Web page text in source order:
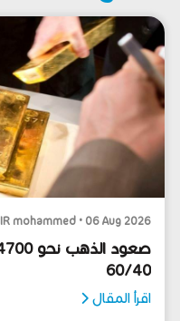
mohammed • 06 Aug 2026
60/40
اقرأ المقال